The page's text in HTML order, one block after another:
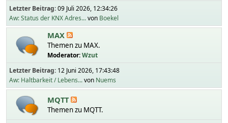
Letzter Beitrag:09 Juli 2026, 12:34:26
Aw: Status der KNX Adres...von Boekel
MAX
Themen zu MAX.
Moderator:Wzut
Letzter Beitrag: 12 Juni 2026, 17:43:48
Aw: Haltbarkeit / Lebens...von Nuems
MQTT
Themen zu MQTT.